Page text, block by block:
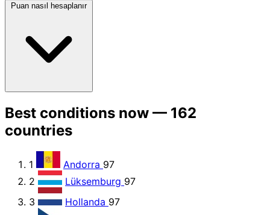
Puan nasıl hesaplanır
Best conditions now — 162
countries
1 Andorra 97
2
Lüksemburg 97
3
Hollanda 97